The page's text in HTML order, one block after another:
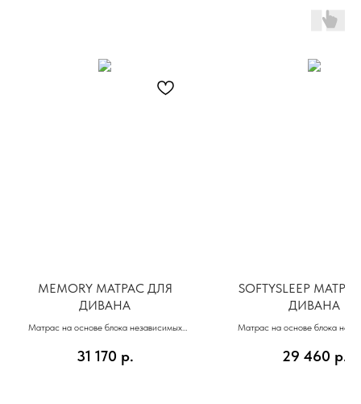
MEMORY МАТРАС ДЛЯ
ДИВАНА
Матрас на основе блока независимых
эффектом памяти MEMORY FOAM
31 170 р.
SOFTYSLEEP
ДИВАНА
Матрас на основе блока
29 460 р.